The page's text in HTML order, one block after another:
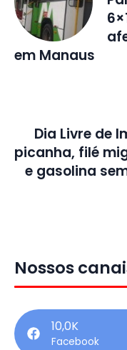
em Manaus
Dia Livre de
picanha, filé
e gasolina
Nossos
10,0K
Facebook